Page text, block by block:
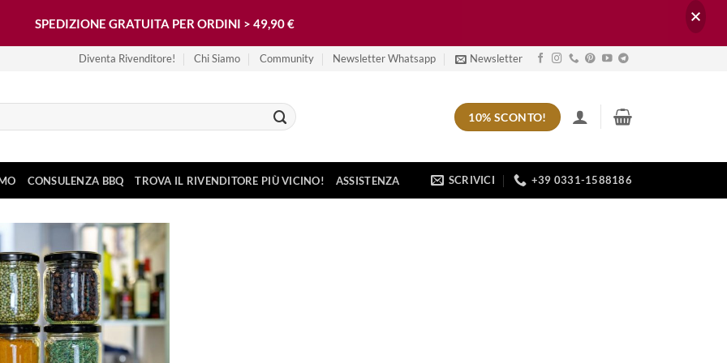
Diventa Rivenditore! Chi Siamo Community Newsletter Whatsapp Newsletter
10% SCONTO!
CONSULENZA BBQ TROVA IL RIVENDITORE PIÙ VICINO! ASSISTENZA SCRIVICI +39 0331-1588186
SPEDIZIONE GRATUITA PER ORDINI > 49,90 €